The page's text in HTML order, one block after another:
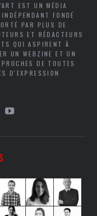
EST UN MÉDIA
FONDÉ
PAR PLUS DE
ET RÉDACTEURS
QUI ASPIRENT À
UN WEBZINE ET UN
DE TOUTES
D'EXPRESSION